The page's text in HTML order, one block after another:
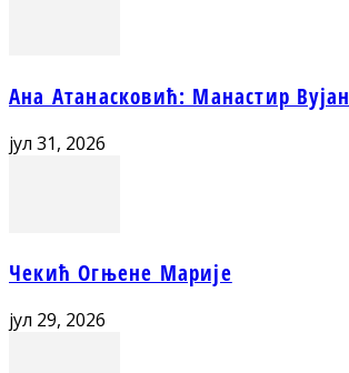
Ана Атанасковић: Манастир Вујан
јул 31, 2026
Чекић Огњене Марије
јул 29, 2026